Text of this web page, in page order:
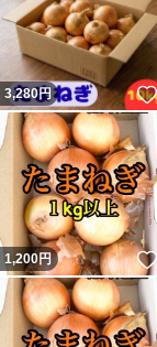
3,280円
1,200円